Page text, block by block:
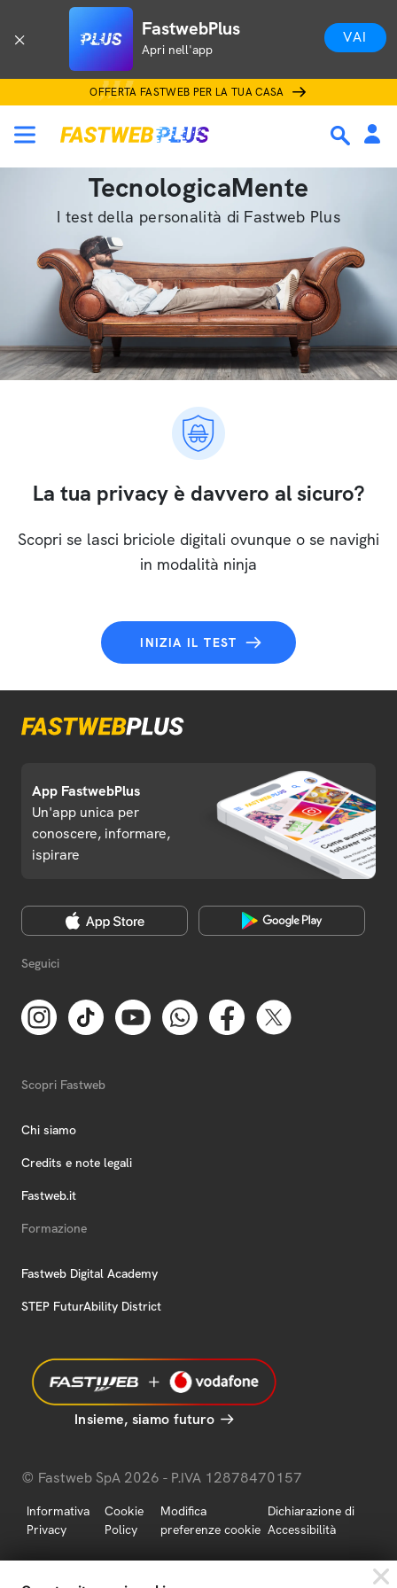
FastwebPlus
Apri nell'app
VAI
OFFERTA FASTWEB PER LA TUA CASA
TecnologicaMente
I test della personalità di Fastweb Plus
La tua privacy è davvero al sicuro?
Scopri se lasci briciole digitali ovunque o se navighi
in modalità ninja
INIZIA IL TEST
App FastwebPlus
Un'app unica per
conoscere, informare,
ispirare
Seguici
Scopri Fastweb
Chi siamo
Credits e note legali
Fastweb.it
Formazione
Fastweb Digital Academy
STEP FuturAbility District
Insieme, siamo futuro
© Fastweb SpA 2026 - P.IVA 12878470157
Informativa
Privacy
Cookie
Policy
Modifica
preferenze cookie
Dichiarazione di
Accessibilità